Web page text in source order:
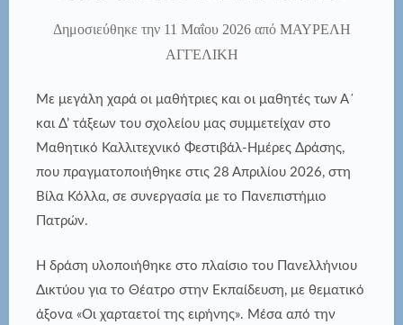
Δημοσιεύθηκε την 11 Μαΐου 2026από ΜΑΥΡΕΛΗ
ΑΓΓΕΛΙΚΗ
Με μεγάλη χαρά οι μαθήτριες και οι μαθητές των Α΄
και Δ’ τάξεων του σχολείου μας συμμετείχαν στο
Μαθητικό Καλλιτεχνικό Φεστιβάλ-Ημέρες Δράσης,
που πραγματοποιήθηκε στις 28 Απριλίου 2026, στη
Βίλα Κόλλα, σε συνεργασία με το Πανεπιστήμιο
Πατρών.
Η δράση υλοποιήθηκε στο πλαίσιο του Πανελλήνιου
Δικτύου για το Θέατρο στην Εκπαίδευση, με θεματικό
άξονα «Οι χαρταετοί της ειρήνης». Μέσα από την